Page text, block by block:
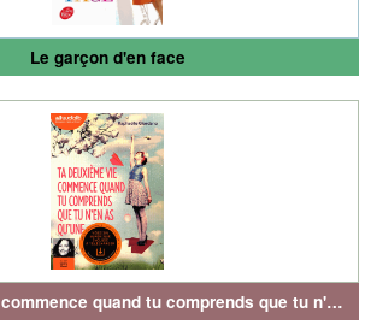
Le garçon d'en face
Ta deuxième vie commence quand tu comprends que tu n'en as qu'une